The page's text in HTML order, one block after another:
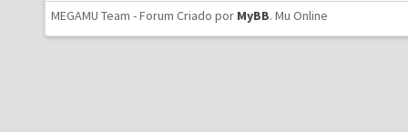
MEGAMU Team - Forum Criado por MyBB. Mu Online